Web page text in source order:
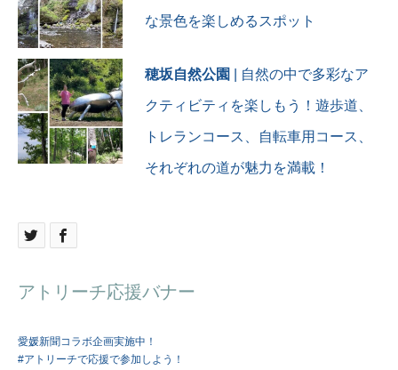
な景色を楽しめるスポット
穂坂自然公園 | 自然の中で多彩なア
クティビティを楽しもう！遊歩道、
トレランコース、自転車用コース、
それぞれの道が魅力を満載！
アトリーチ応援バナー
愛媛新聞コラボ企画実施中！
#アトリーチで応援で参加しよう！